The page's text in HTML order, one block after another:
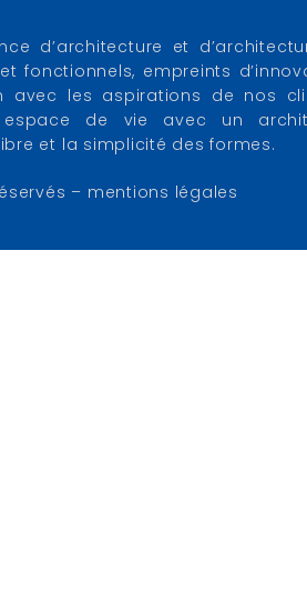
d’architecture et
fonctionnels, empreints
avec les aspirations de nos
de vie avec un
et la simplicité des formes.
réservés – mentions légales